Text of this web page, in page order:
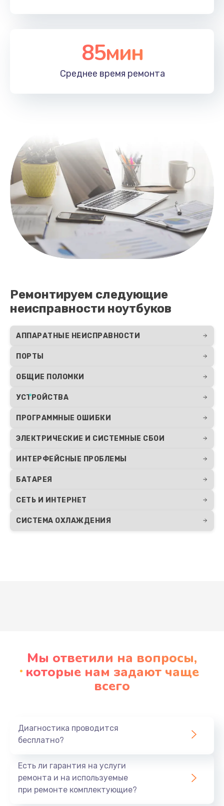
600 руб.
Заказать
Чистка от пыли
990 руб.
Заказать
Ремонт вебкамеры
750 руб.
Заказать
Замена тачпада
Заказать
Настройка ОС ноутбука Epson
820 руб.
Замена видеокарты
85мин
Среднее время ремонта
Ремонтируем следующие
неисправности ноутбуков
АППАРАТНЫЕ НЕИСПРАВНОСТИ
ПОРТЫ
ОБЩИЕ ПОЛОМКИ
УСТРОЙСТВА
ПРОГРАММНЫЕ ОШИБКИ
ЭЛЕКТРИЧЕСКИЕ И СИСТЕМНЫЕ СБОИ
ИНТЕРФЕЙСНЫЕ ПРОБЛЕМЫ
БАТАРЕЯ
СЕТЬ И ИНТЕРНЕТ
СИСТЕМА ОХЛАЖДЕНИЯ
Мы ответили на вопросы,
которые нам задают чаще
всего
Диагностика проводится
бесплатно?
Есть ли гарантия на услуги
ремонта и на используемые
при ремонте комплектующие?